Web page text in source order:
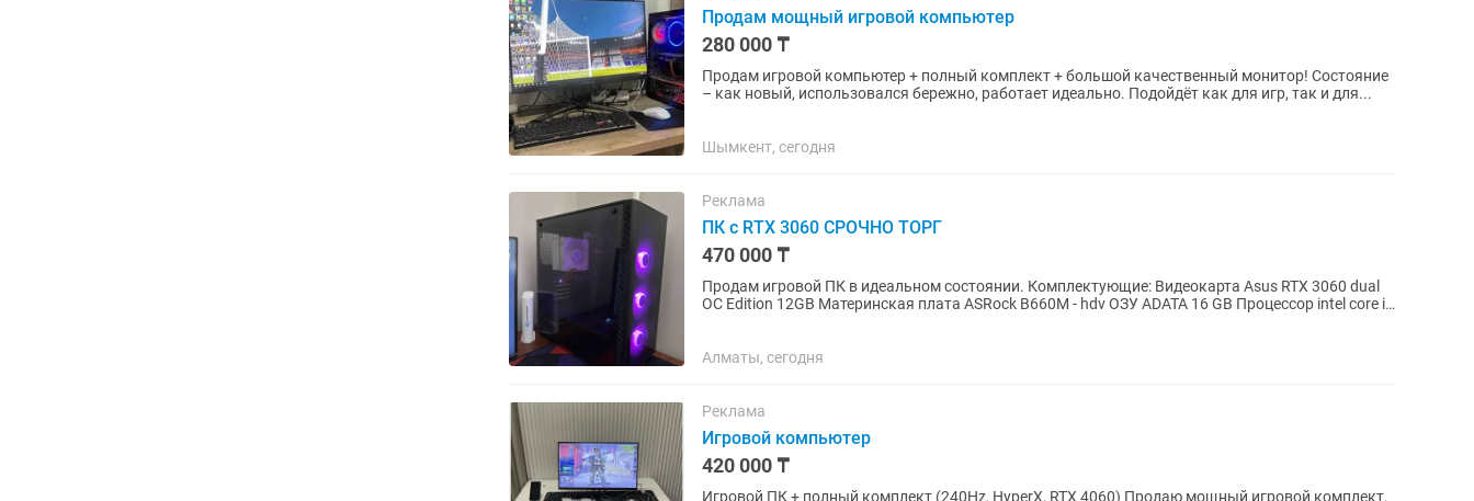
Продам мощный игровой компьютер
280 000 ₸
Продам игровой компьютер + полный комплект + большой качественный монитор! Состояние
– как новый, использовался бережно, работает идеально. Подойдёт как для игр, так и для...
Шымкент, сегодня
Реклама
ПК с RTX 3060 СРОЧНО ТОРГ
470 000 ₸
Продам игровой ПК в идеальном состоянии. Комплектующие: Видеокарта Asus RTX 3060 dual
OC Edition 12GB Материнская плата ASRock B660M - hdv ОЗУ ADATA 16 GB Процессор intel core i5
Алматы, сегодня
Реклама
Игровой компьютер
420 000 ₸
Игровой ПК + полный комплект (240Hz, HyperX, RTX 4060) Продаю мощный игровой комплект,